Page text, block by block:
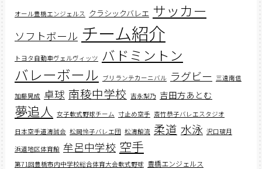
オール豊橋エンジェルス クラシックバレエ サッカー
ソフトボール チーム紹介
トヨタ自動車ヴェルヴィッツ バドミントン
バレーボール ブリランテカーニバル ラグビー 三遠南信
加藤晃成 卓球 南稜中学校 吉永梨乃 吉田方あとむ
夢追人 女子軟式野球チーム 寸止め空手 斎竹恭子バレエスタジオ
日本空手道濤誠会 松岡怜子バレエ団 松濤館流 柔道 水泳 沢口璃月
浜道地区体育館 牟呂中学校 空手
第71回豊橋市内中学校総合体育大会軟式野球 豊橋エンジェルス